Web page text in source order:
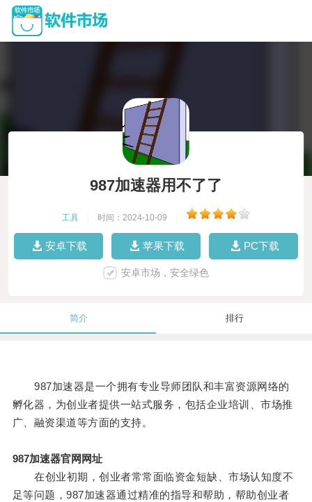
987加速器用不了了
工具 时间：2024-10-09
安卓下载 苹果下载 PC下载
安卓市场，安全绿色
简介 排行
987加速器是一个拥有专业导师团队和丰富资源网络的
孵化器，为创业者提供一站式服务，包括企业培训、市场推
广、融资渠道等方面的支持。
987加速器官网网址
在创业初期，创业者常常面临资金短缺、市场认知度不
足等问题，987加速器通过精准的指导和帮助，帮助创业者